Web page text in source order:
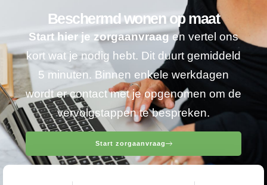
Beschermd wonen op maat
Start hier je zorgaanvraagen vertel ons
kort wat je nodig hebt. Dit duurt gemiddeld
5 minuten. Binnen enkele werkdagen
wordt er contact met je opgenomen om de
vervolgstappen te bespreken.
Start zorgaanvraag